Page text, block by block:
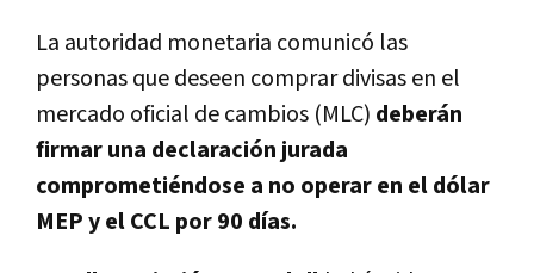
La autoridad monetaria comunicó las
personas que deseen comprar divisas en el
mercado oficial de cambios (MLC) deberán
firmar una declaración jurada
comprometiéndose a no operar en el dólar
MEP y el CCL por 90 días.